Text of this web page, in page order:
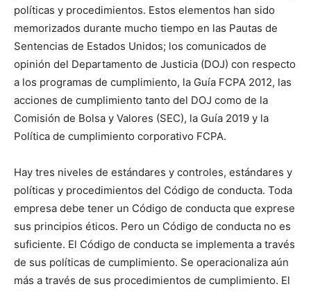
políticas y procedimientos. Estos elementos han sido
memorizados durante mucho tiempo en las Pautas de
Sentencias de Estados Unidos; los comunicados de
opinión del Departamento de Justicia (DOJ) con respecto
a los programas de cumplimiento, la Guía FCPA 2012, las
acciones de cumplimiento tanto del DOJ como de la
Comisión de Bolsa y Valores (SEC), la Guía 2019 y la
Política de cumplimiento corporativo FCPA.
Hay tres niveles de estándares y controles, estándares y
políticas y procedimientos del Código de conducta. Toda
empresa debe tener un Código de conducta que exprese
sus principios éticos. Pero un Código de conducta no es
suficiente. El Código de conducta se implementa a través
de sus políticas de cumplimiento. Se operacionaliza aún
más a través de sus procedimientos de cumplimiento. El